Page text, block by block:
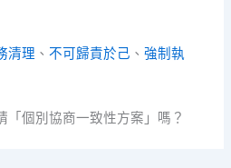
清理 、不可歸責於己 、強制執
「個別協商一致性方案」嗎？